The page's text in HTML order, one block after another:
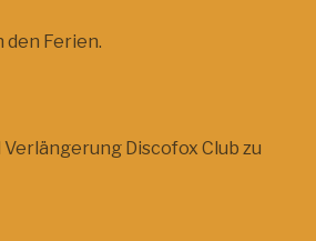
den Ferien.
Discofox Club zu